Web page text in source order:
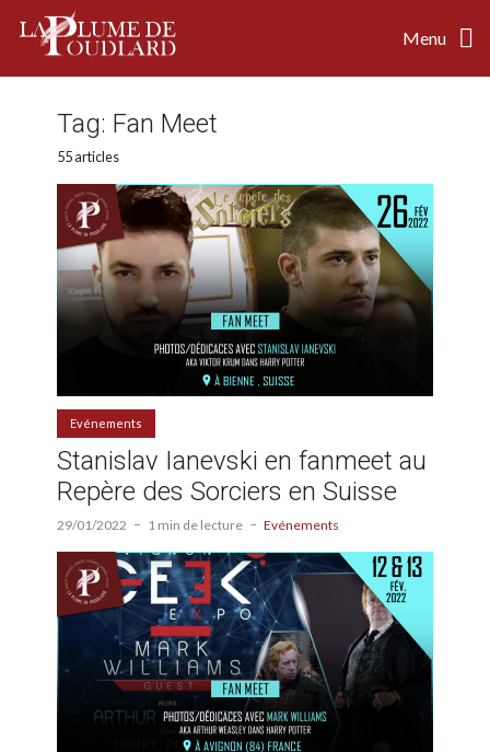
Menu
Tag: Fan Meet
55 articles
Evénements
Stanislav Ianevski en fanmeet au
Repère des Sorciers en Suisse
29/01/2022 1 min de lecture Evénements